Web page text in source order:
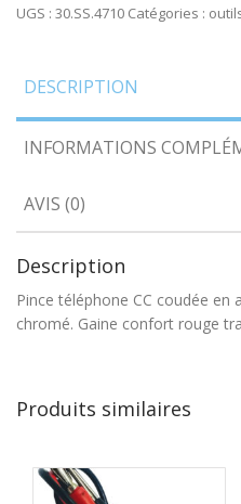
UGS : 30.SS.4710 Catégories :
DESCRIPTION
INFORMATIONS
AVIS (0)
Description
Pince téléphone CC coudée en
chromé. Gaine confort rouge
Produits similaires